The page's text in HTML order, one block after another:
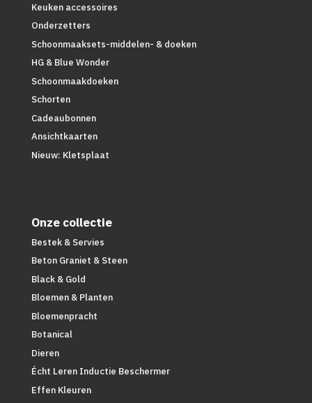
Keuken accessoires
Onderzetters
Schoonmaaksets-middelen- & doeken
HG & Blue Wonder
Schoonmaakdoeken
Schorten
Cadeaubonnen
Ansichtkaarten
Nieuw: Kletsplaat
Onze collectie
Bestek & Servies
Beton Graniet & Steen
Black & Gold
Bloemen & Planten
Bloemenpracht
Botanical
Dieren
Écht Leren Inductie Beschermer
Effen Kleuren